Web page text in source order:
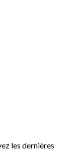
les dernières